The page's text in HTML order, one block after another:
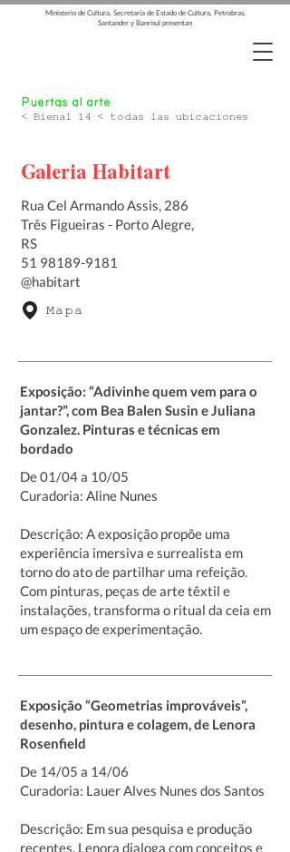
Ministerio de Cultura, Secretaría de Estado de Cultura, Petrobras,
Santander y Banrisul presentan
< Bienal 14 < todas las ubicaciones
Puertas al arte
Galeria Habitart
Rua Cel Armando Assis, 286
Três Figueiras - Porto Alegre,
RS
51 98189-9181
@habitart
Mapa
Exposição: “Adivinhe quem vem para o
jantar?”, com Bea Balen Susin e Juliana
Gonzalez. Pinturas e técnicas em
bordado
De 01/04 a 10/05
Curadoria: Aline Nunes
Descrição: A exposição propõe uma
experiência imersiva e surrealista em
torno do ato de partilhar uma refeição.
Com pinturas, peças de arte têxtil e
instalações, transforma o ritual da ceia em
um espaço de experimentação.
Exposição “Geometrias improváveis”,
desenho, pintura e colagem, de Lenora
Rosenfield
De 14/05 a 14/06
Curadoria: Lauer Alves Nunes dos Santos
Descrição: Em sua pesquisa e produção
recentes, Lenora dialoga com conceitos e